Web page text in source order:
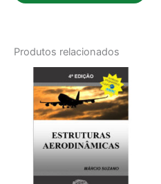
Produtos relacionados